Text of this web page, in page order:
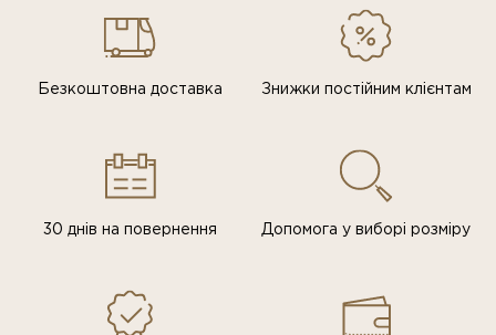
Безкоштовна доставка Знижки постiйним клiєнтам
30 днів на повернення Допомога у виборі розміру